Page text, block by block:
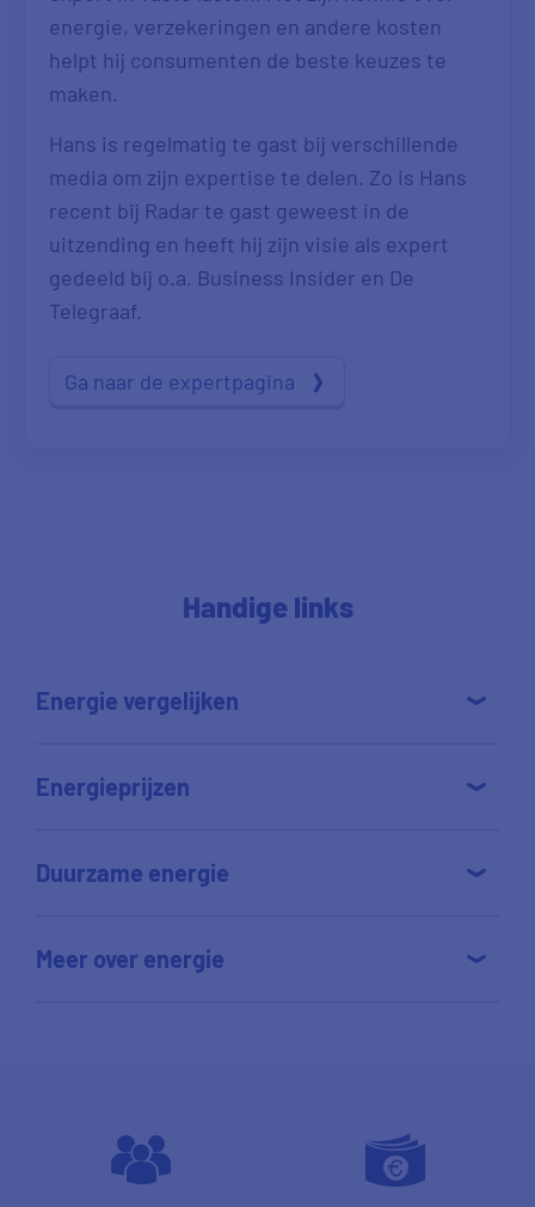
energie, verzekeringen en andere kosten
helpt hij consumenten de beste keuzes te
maken.
Hans is regelmatig te gast bij verschillende
media om zijn expertise te delen. Zo is Hans
recent bij Radar te gast geweest in de
uitzending en heeft hij zijn visie als expert
gedeeld bij o.a. Business Insider en De
Telegraaf.
Ga naar de expertpagina
Handige links
Energie vergelijken
Energieprijzen
Duurzame energie
Meer over energie